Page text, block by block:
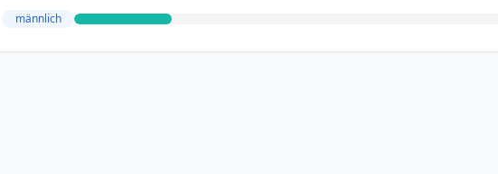
männlich